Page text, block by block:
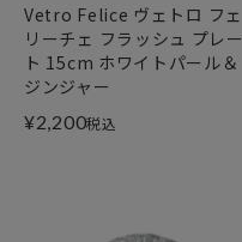
Vetro Felice ヴェトロ フェ
リーチェ フラッシュ プレー
ト 15cm ホワイトパール＆
ジンジャー
¥2,200税込